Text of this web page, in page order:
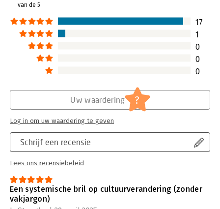
van de 5
17
1
0
0
0
Schrijf een recensie
Lees ons recensiebeleid
Uw waardering ?
Log in om uw waardering te geven
Een systemische bril op cultuurverandering (zonder
vakjargon)